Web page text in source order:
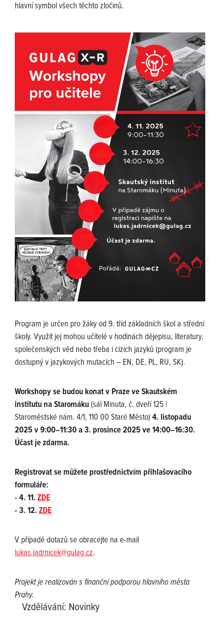
hlavní symbol všech těchto zločinů.
Program je určen pro žáky od 9. tříd základních škol a střední
školy. Využít jej mohou učitelé v hodinách dějepisu, literatury,
společenských věd nebo třeba i cizích jazyků (program je
dostupný v jazykových mutacích – EN, DE, PL, RU, SK).
Workshopy se budou konat v Praze ve Skautském
institutu na Staromáku(sál Minuta, č. dveří 125 |
Staroměstské nám. 4/1, 110 00 Staré Město) 4. listopadu
2025 v 9:00–11:30 a 3. prosince 2025 ve 14:00–16:30.
Účast je zdarma.
Registrovat se můžete prostřednictvím přihlašovacího
formuláře:
- 4. 11.ZDE
- 3. 12.ZDE
V případě dotazů se obracejte na e-mail
lukas.jadrnicek@gulag.cz.
Projekt je realizován s finanční podporou hlavního města
Prahy.
Vzdělávání: Novinky